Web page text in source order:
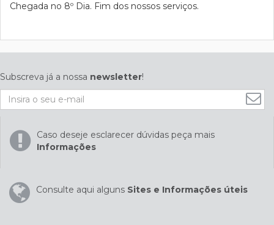
Chegada no 8º Dia. Fim dos nossos serviços.
Subscreva já a nossa newsletter!
Caso deseje esclarecer dúvidas peça mais
Informações
Consulte aqui alguns Sites e Informações úteis